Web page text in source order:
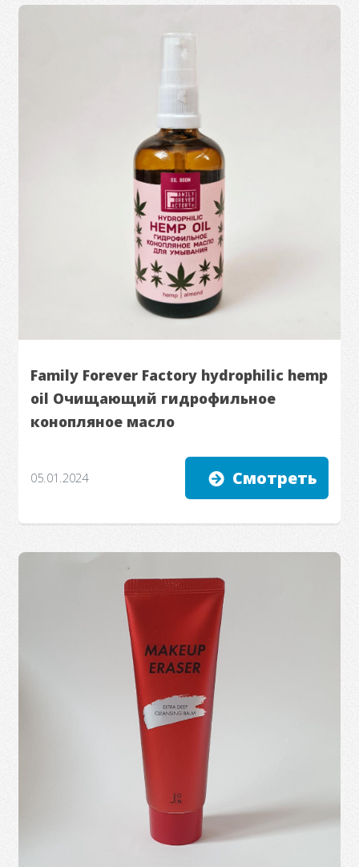
Family Forever Factory hydrophilic hemp
oil Очищающий гидрофильное
конопляное масло
05.01.2024 Смотреть